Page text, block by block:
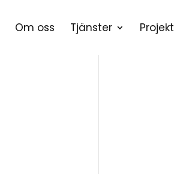
Om oss Tjänster Projekt